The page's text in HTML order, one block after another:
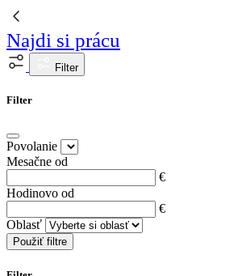
Najdi si prácu
Filter
Filter
Povolanie
Mesačne od
€
Hodinovo od
€
Oblasť
Použiť filtre